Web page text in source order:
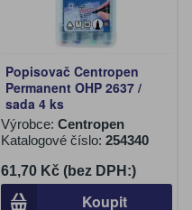
Popisovač Centropen
Permanent OHP 2637 /
sada 4 ks
Výrobce: Centropen
Katalogové číslo: 254340
61,70 Kč (bez DPH:)
Koupit